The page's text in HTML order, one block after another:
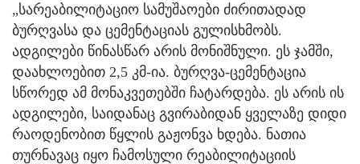
„სარეაბილიტაციო სამუშაოები ძირითადად
ბურღვასა და ცემენტაციას გულისხმობს.
ადგილები წინასწარ არის მონიშნული. ეს ჯამში,
დაახლოებით 2,5 კმ-ია. ბურღვა-ცემენტაცია
სწორედ ამ მონაკვეთებში ჩატარდება. ეს არის ის
ადგილები, საიდანაც გვირაბიდან ყველაზე დიდი
რაოდენობით წყლის გაჟონვა ხდება. ნათია
თურნავაც იყო ჩამოსული რეაბილიტაციის